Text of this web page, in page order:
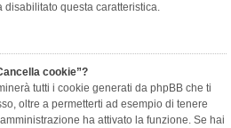
questa caratteristica.
cookie”?
tutti i cookie generati da phpBB che ti
oltre a permetterti ad esempio di tenere
ha attivato la funzione. Se hai